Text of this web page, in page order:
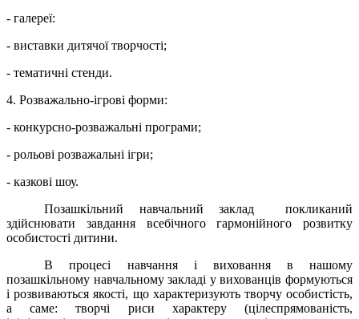
- галереї:
- виставки дитячої творчості;
- тематичні стенди.
4. Розважально-ігрові форми:
- конкурсно-розважальні програми;
- рольові розважальні ігри;
- казкові шоу.
Позашкільний навчальний заклад покликаний
здійснювати завдання всебічного гармонійного розвитку
особистості дитини.
В процесі навчання і виховання в нашому
позашкільному навчальному закладі у вихованців формуються
і розвиваються якості, що характеризують творчу особистість,
а саме: творчі риси характеру (цілеспрямованість,